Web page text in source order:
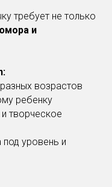
требует не только
и
возрастов
ребенку
творческое
под уровень и